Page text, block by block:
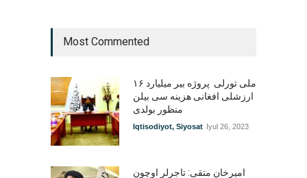
Most Commented
۱۶ ملی تورلی پروژه بیر میلیارد
ارزشلی افغانی هزینه سی بیلن
منظور بولدی
Iqtisodiyot, Siyosat Iyul 26, 2023
امیرخان متقی: تاجرلر اوچون